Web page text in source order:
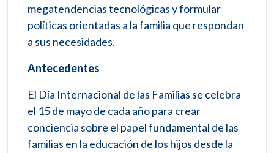
megatendencias tecnológicas y formular
políticas orientadas a la familia que respondan
a sus necesidades.
Antecedentes
El Día Internacional de las Familias se celebra
el 15 de mayo de cada año para crear
conciencia sobre el papel fundamental de las
familias en la educación de los hijos desde la